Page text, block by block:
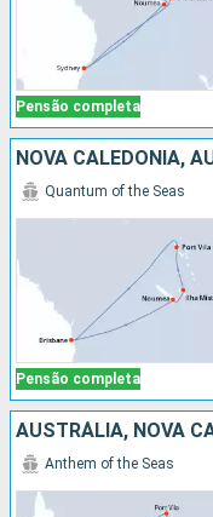
Pensão completa
NOVA CALEDÔNIA,
Pensão completa
Quantum of the Seas
AUSTRÁLIA, NOVA
Anthem of the Seas